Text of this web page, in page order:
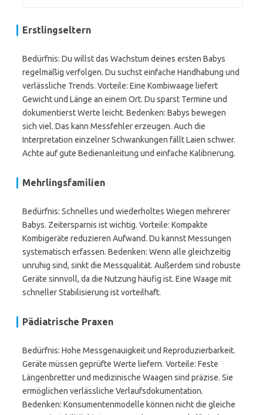
Erstlingseltern
Bedürfnis: Du willst das Wachstum deines ersten Babys
regelmäßig verfolgen. Du suchst einfache Handhabung und
verlässliche Trends. Vorteile: Eine Kombiwaage liefert
Gewicht und Länge an einem Ort. Du sparst Termine und
dokumentierst Werte leicht. Bedenken: Babys bewegen
sich viel. Das kann Messfehler erzeugen. Auch die
Interpretation einzelner Schwankungen fällt Laien schwer.
Achte auf gute Bedienanleitung und einfache Kalibrierung.
Mehrlingsfamilien
Bedürfnis: Schnelles und wiederholtes Wiegen mehrerer
Babys. Zeitersparnis ist wichtig. Vorteile: Kompakte
Kombigeräte reduzieren Aufwand. Du kannst Messungen
systematisch erfassen. Bedenken: Wenn alle gleichzeitig
unruhig sind, sinkt die Messqualität. Außerdem sind robuste
Geräte sinnvoll, da die Nutzung häufig ist. Eine Waage mit
schneller Stabilisierung ist vorteilhaft.
Pädiatrische Praxen
Bedürfnis: Hohe Messgenauigkeit und Reproduzierbarkeit.
Geräte müssen geprüfte Werte liefern. Vorteile: Feste
Längenbretter und medizinische Waagen sind präzise. Sie
ermöglichen verlässliche Verlaufsdokumentation.
Bedenken: Konsumentenmodelle können nicht die gleiche